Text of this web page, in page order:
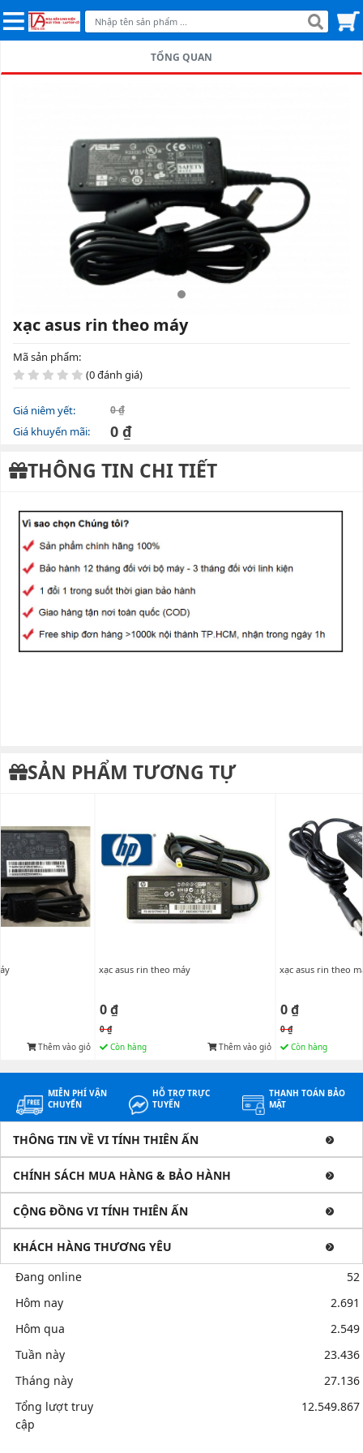
TỔNG QUAN
xạc asus rin theo máy
Mã sản phẩm:
(0 đánh giá)
Giá niêm yết: 0 ₫
Giá khuyến mãi: 0 ₫
THÔNG TIN CHI TIẾT
SẢN PHẨM TƯƠNG TỰ
Thêm vào giỏ
xạc asus rin theo máy
0 ₫
0 ₫
Còn hàng
Thêm vào giỏ
xạc asus rin theo
0 ₫
0 ₫
Còn hàng
MIỄN PHÍ VẬN
CHUYỂN
HỖ TRỢ TRỰC
TUYẾN
THANH TOÁN BẢO
MẬT
THÔNG TIN VỀ VI TÍNH THIÊN ẤN
CHÍNH SÁCH MUA HÀNG & BẢO HÀNH
CỘNG ĐỒNG VI TÍNH THIÊN ẤN
KHÁCH HÀNG THƯƠNG YÊU
Đang online
52
Hôm nay
2.691
Hôm qua
2.549
Tuần này
23.436
Tháng này
27.136
Tổng lượt truy
cập
12.549.867